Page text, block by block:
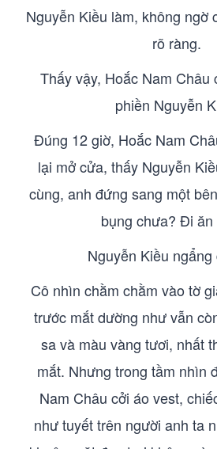
Nguyễn Kiều làm, không ngờ
rõ ràng.
Thấy vậy, Hoắc Nam Châu
phiền Nguyễn
Đúng 12 giờ, Hoắc Nam
lại mở cửa, thấy Nguyễn
cùng, anh đứng sang một
bụng chưa? Đi ăn
Nguyễn Kiều ngẩng
Cô nhìn chằm chằm vào tờ
trước mắt dường như vẫn
sa và màu vàng tươi, nhất
mắt. Nhưng trong tầm nhìn
Nam Châu cởi áo vest,
như tuyết trên người anh ta